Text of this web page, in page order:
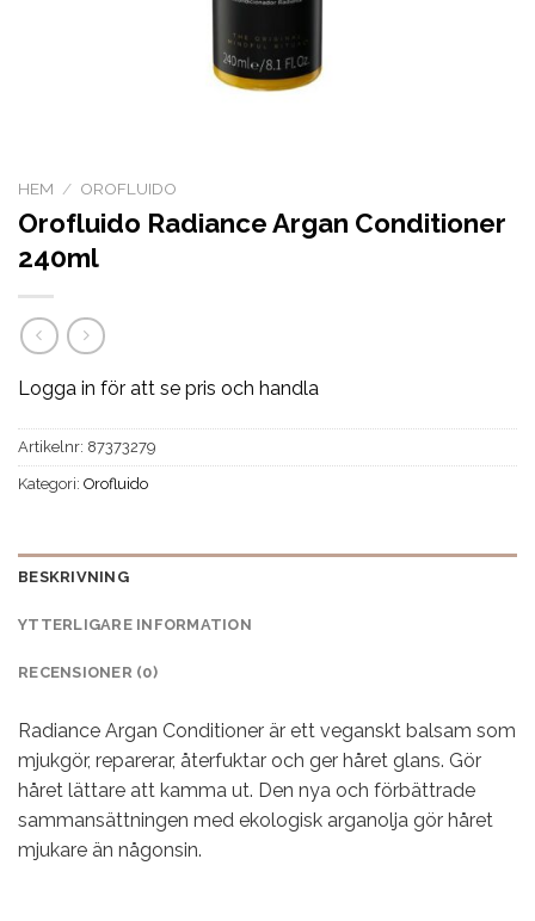
HEM / OROFLUIDO
Orofluido Radiance Argan Conditioner
240ml
Logga in för att se pris och handla
Artikelnr: 87373279
Kategori: Orofluido
BESKRIVNING
YTTERLIGARE INFORMATION
RECENSIONER (0)
Radiance Argan Conditioner är ett veganskt balsam som
mjukgör, reparerar, återfuktar och ger håret glans. Gör
håret lättare att kamma ut. Den nya och förbättrade
sammansättningen med ekologisk arganolja gör håret
mjukare än någonsin.